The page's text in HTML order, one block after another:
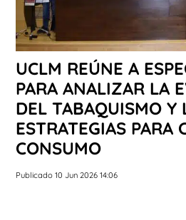
UCLM REÚNE A
PARA ANALIZAR LA
DEL TABAQUISMO Y
ESTRATEGIAS PARA
CONSUMO
Publicado 10 Jun 2026 14:06